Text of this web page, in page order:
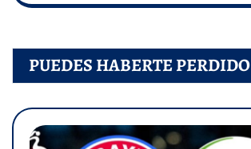
PUEDES HABERTE PERDIDO